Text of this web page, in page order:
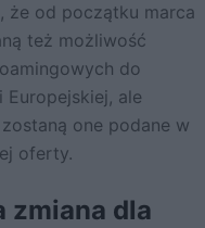
, że od początku marca
też możliwość
do
ale
one podane w
oferty.
zmiana dla